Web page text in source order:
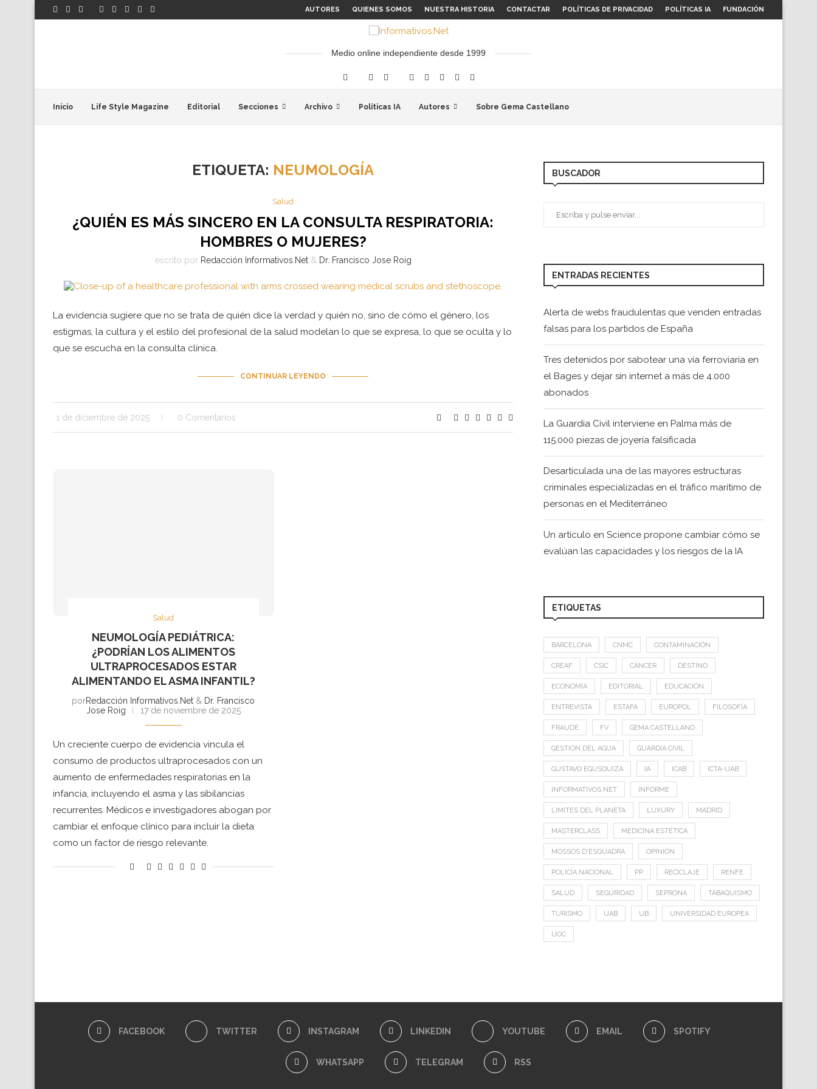
AUTORES QUIENES SOMOS NUESTRA HISTORIA CONTACTAR POLÍTICAS DE PRIVACIDAD POLÍTICAS IA FUNDACIÓN
Medio online independiente desde 1999
Inicio Life Style Magazine Editorial Secciones Archivo Políticas IA Autores Sobre Gema Castellano
ETIQUETA: NEUMOLOGÍA
Salud
¿QUIÉN ES MÁS SINCERO EN LA CONSULTA RESPIRATORIA:
HOMBRES O MUJERES?
escrito por Redacción Informativos.Net& Dr. Francisco Jose Roig
La evidencia sugiere que no se trata de quién dice la verdad y quién no, sino de cómo el género, los
estigmas, la cultura y el estilo del profesional de la salud modelan lo que se expresa, lo que se oculta y lo
que se escucha en la consulta clínica.
CONTINUAR LEYENDO
1 de diciembre de 2025 0 Comentarios
Salud
NEUMOLOGÍA PEDIÁTRICA:
¿PODRÍAN LOS ALIMENTOS
ULTRAPROCESADOS ESTAR
ALIMENTANDO EL ASMA INFANTIL?
porRedacción Informativos.Net & Dr. Francisco
Jose Roig
17 de noviembre de 2025
Un creciente cuerpo de evidencia vincula el
consumo de productos ultraprocesados con un
aumento de enfermedades respiratorias en la
infancia, incluyendo el asma y las sibilancias
recurrentes. Médicos e investigadores abogan por
cambiar el enfoque clínico para incluir la dieta
como un factor de riesgo relevante.
BUSCADOR
ENTRADAS RECIENTES
Alerta de webs fraudulentas que venden entradas
falsas para los partidos de España
Tres detenidos por sabotear una vía ferroviaria en
el Bages y dejar sin internet a más de 4.000
abonados
La Guardia Civil interviene en Palma más de
115.000 piezas de joyería falsificada
Desarticulada una de las mayores estructuras
criminales especializadas en el tráfico marítimo de
personas en el Mediterráneo
Un artículo en Science propone cambiar cómo se
evalúan las capacidades y los riesgos de la IA
ETIQUETAS
BARCELONA CNMC CONTAMINACIÓN
CREAF CSIC CÁNCER DESTINO
ECONOMÍA EDITORIAL EDUCACIÓN
ENTREVISTA ESTAFA EUROPOL FILOSOFÍA
FRAUDE FV GEMA CASTELLANO
GESTION DEL AGUA GUARDIA CIVIL
GUSTAVO EGUSQUIZA IA ICAB ICTA-UAB
INFORMATIVOS.NET INFORME
LIMITES DEL PLANETA LUXURY MADRID
MASTERCLASS MEDICINA ESTÉTICA
MOSSOS D'ESQUADRA OPINIÓN
POLICÍA NACIONAL PP RECICLAJE RENFE
SALUD SEGURIDAD SEPRONA TABAQUISMO
TURISMO UAB UB UNIVERSIDAD EUROPEA
UOC
FACEBOOK TWITTER INSTAGRAM LINKEDIN YOUTUBE EMAIL SPOTIFY
WHATSAPP TELEGRAM RSS